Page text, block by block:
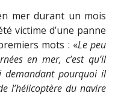
mer durant un mois
victime d’une panne
mots : «Le peu
en mer, c’est qu’il
pourquoi il
l’hélicoptère du navire